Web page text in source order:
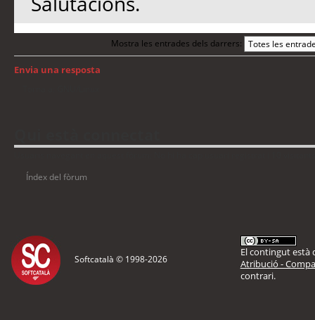
Mostra les entrades dels darrers:
Envia una resposta
Índex del fòrum
Softcatalà © 1998-2026
El contingut està
Atribució -
contrari.